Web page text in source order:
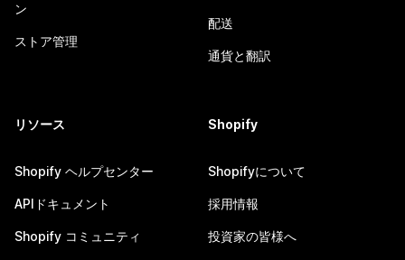
ン
ストア管理
配送
通貨と翻訳
リソース
Shopify ヘルプセンター
APIドキュメント
Shopify コミュニティ
Shopify
Shopifyについて
採用情報
投資家の皆様へ